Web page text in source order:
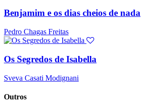
Benjamim e os dias cheios de nada
Pedro Chagas Freitas
Os Segredos de Isabella
Sveva Casati Modignani
Outros